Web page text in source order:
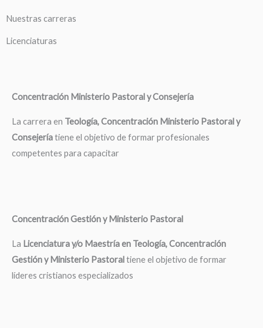
Nuestras carreras
Licenciaturas
Concentración Ministerio Pastoral y Consejería
La carrera en Teología, Concentración Ministerio Pastoral y
Consejeríatiene el objetivo de formar profesionales
competentes para capacitar
Concentración Gestión y Ministerio Pastoral
La Licenciatura y/o Maestría en Teología, Concentración
Gestión y Ministerio Pastoraltiene el objetivo de formar
líderes cristianos especializados